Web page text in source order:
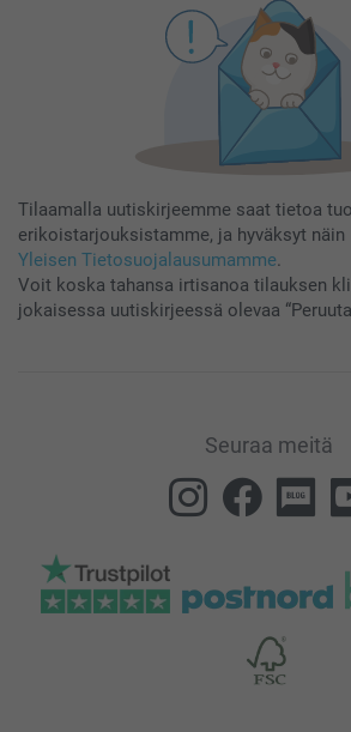
Tilaamalla uutiskirjeemme saat tietoa
erikoistarjouksistamme, ja hyväksyt näin
Yleisen Tietosuojalausumamme.
Voit koska tahansa irtisanoa tilauksen
jokaisessa uutiskirjeessä olevaa
Seuraa meitä